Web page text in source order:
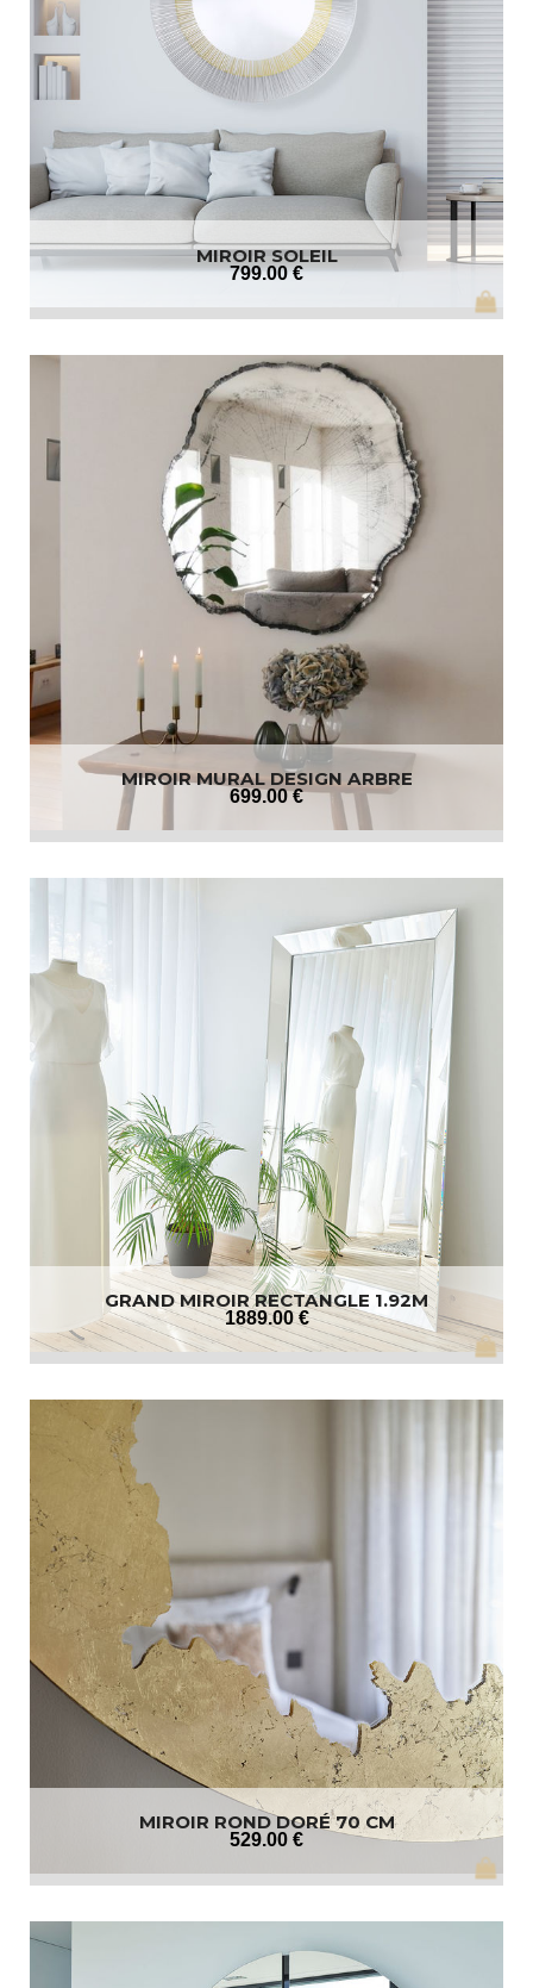
MIROIR SOLEIL
799.00 €
MIROIR MURAL DESIGN ARBRE
699.00 €
GRAND MIROIR RECTANGLE 1.92M
1889.00 €
MIROIR ROND DORÉ 70 CM
529.00 €